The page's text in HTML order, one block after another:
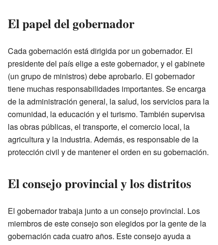
El papel del gobernador
Cada gobernación está dirigida por un gobernador. El
presidente del país elige a este gobernador, y el gabinete
(un grupo de ministros) debe aprobarlo. El gobernador
tiene muchas responsabilidades importantes. Se encarga
de la administración general, la salud, los servicios para la
comunidad, la educación y el turismo. También supervisa
las obras públicas, el transporte, el comercio local, la
agricultura y la industria. Además, es responsable de la
protección civil y de mantener el orden en su gobernación.
El consejo provincial y los distritos
El gobernador trabaja junto a un consejo provincial. Los
miembros de este consejo son elegidos por la gente de la
gobernación cada cuatro años. Este consejo ayuda a